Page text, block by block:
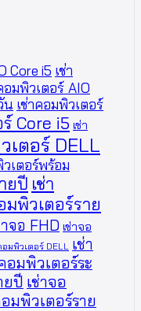
Core i5 เช่า
อมพิวเตอร์ AIO
น เช่าคอมพิวเตอร์
Core i5 เช่า
เตอร์ DELL
เตอร์พร้อม
ยปี เช่า
มพิวเตอร์ราย
าจอ FHD เช่าจอ
อมพิวเตอร์ DELL
เช่า
อมพิวเตอร์ระ
ยปี เช่าจอ
มพิวเตอร์ราย